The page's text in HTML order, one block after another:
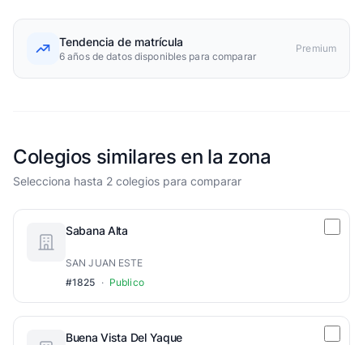
Tendencia de matrícula
6 años de datos disponibles para comparar
Premium
Colegios similares en la zona
Selecciona hasta 2 colegios para comparar
Sabana Alta
SAN JUAN ESTE
#1825 · Publico
Buena Vista Del Yaque